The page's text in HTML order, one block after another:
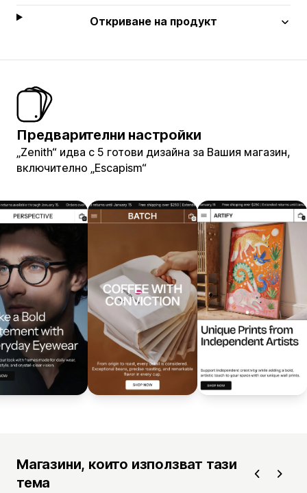
Откриване на продукт
Предварителни настройки
„Zenith“ идва с 5 готови дизайна за Вашия магазин,
включително „Escapism“
Магазини, които използват тази
тема